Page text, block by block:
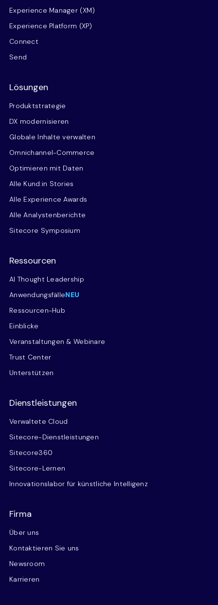
Experience Manager (XM)
Experience Platform (XP)
Connect
Send
Lösungen
Produktstrategie
DX modernisieren
Globale Inhalte verwalten
Omnichannel-Commerce
Optimieren mit Daten
Alle Kund:in Stories
Alle Experience Awards
Alle Analystenberichte
Sitecore Symposium
Ressourcen
AI Thought Leadership
AnwendungsfälleNEU
Ressourcen-Hub
Einblicke
Veranstaltungen & Webinare
Trust Center
Unterstützen
Dienstleistungen
Verwaltete Cloud
Sitecore-Dienstleistungen
Sitecore360
Sitecore-Lernen
Innovationslabor für künstliche Intelligenz
Firma
Über uns
Kontaktieren Sie uns
Newsroom
Karrieren